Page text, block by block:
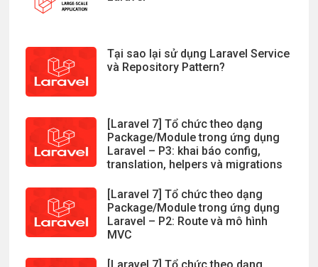
Tại sao lại sử dụng Laravel Service
và Repository Pattern?
[Laravel 7] Tổ chức theo dạng
Package/Module trong ứng dụng
Laravel – P3: khai báo config,
translation, helpers và migrations
[Laravel 7] Tổ chức theo dạng
Package/Module trong ứng dụng
Laravel – P2: Route và mô hình
MVC
[Laravel 7] Tổ chức theo dạng